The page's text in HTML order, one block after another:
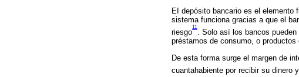
EI depósito bancario es el elemento
sistema funciona gracias a que el
riesgo
11
. Solo así los bancos
préstamos de consumo, o
De esta forma surge el margen de
cuantahabiente por recibir su dinero